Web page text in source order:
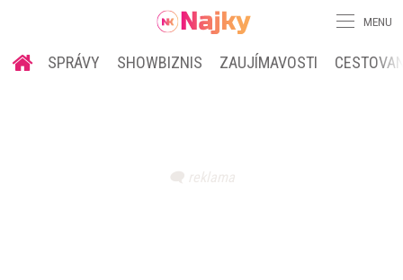
MENU
SPRÁVY SHOWBIZNIS ZAUJÍMAVOSTI